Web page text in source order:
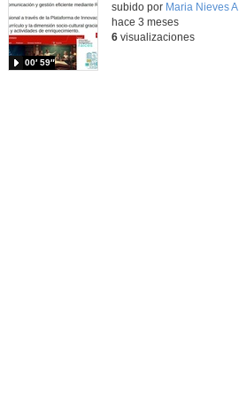
Contenido educativo.
subido por Maria Nieves A.
00′ 59″
hace 3 meses
6visualizaciones